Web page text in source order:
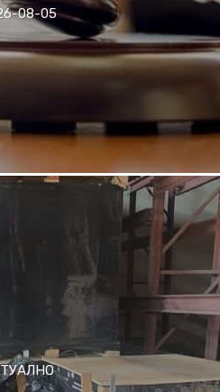
08-05